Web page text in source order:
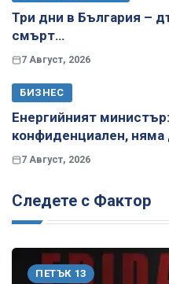
Три дни в България –
смърт…
7 Август, 2026
БИЗНЕС
Енергийният
конфиденциален, няма
7 Август, 2026
Следете с Фактор
ПЕТЪК 13